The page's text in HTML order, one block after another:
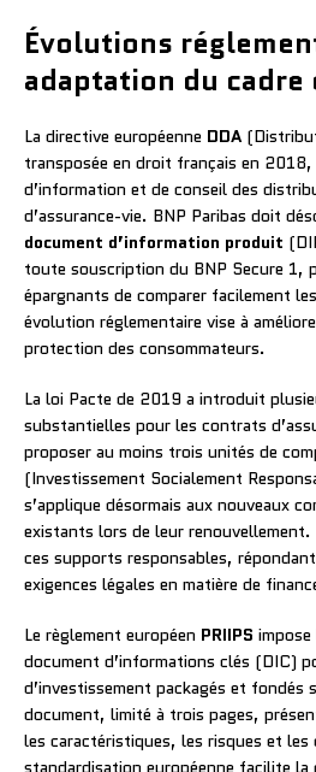
Évolutions
adaptation du
La directive européenne DDA
transposée en droit français en
d’information et de conseil des
d’assurance-vie. BNP Paribas doit
document d’information produit
toute souscription du BNP Secure 1,
épargnants de comparer facilement
évolution réglementaire vise à
protection des consommateurs.
La loi Pacte de 2019 a introduit
substantielles pour les contrats
proposer au moins trois unités de
(Investissement Socialement
s’applique désormais aux nouveaux
existants lors de leur renouvellement.
ces supports responsables,
exigences légales en matière de
Le règlement européen PRIIPS
document d’informations clés (DIC)
d’investissement packagés et fondés
document, limité à trois pages,
les caractéristiques, les risques et
standardisation européenne facilite la